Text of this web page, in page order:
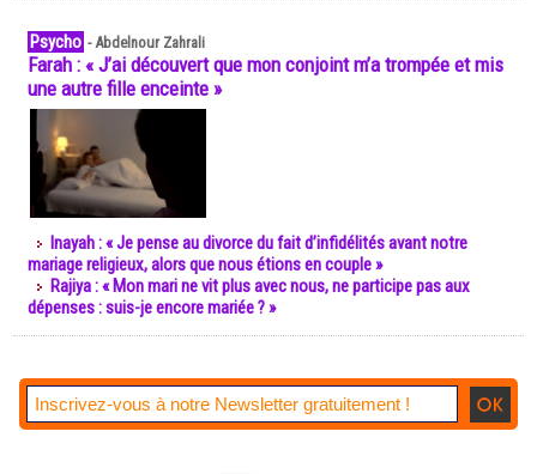
Psycho -Abdelnour Zahrali
Farah : « J’ai découvert que mon conjoint m’a trompée et mis
une autre fille enceinte »
Inayah : « Je pense au divorce du fait d’infidélités avant notre
mariage religieux, alors que nous étions en couple »
Rajiya : « Mon mari ne vit plus avec nous, ne participe pas aux
dépenses : suis-je encore mariée ? »